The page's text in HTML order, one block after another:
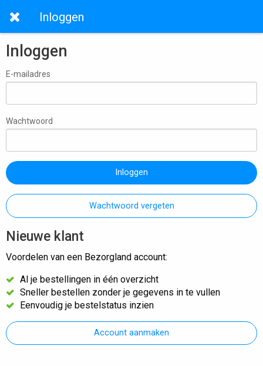
Inloggen
Inloggen
E-mailadres
Wachtwoord
Inloggen
Wachtwoord vergeten
Nieuwe klant
Voordelen van een Bezorgland account:
Al je bestellingen in één overzicht
Sneller bestellen zonder je gegevens in te vullen
Eenvoudig je bestelstatus inzien
Account aanmaken